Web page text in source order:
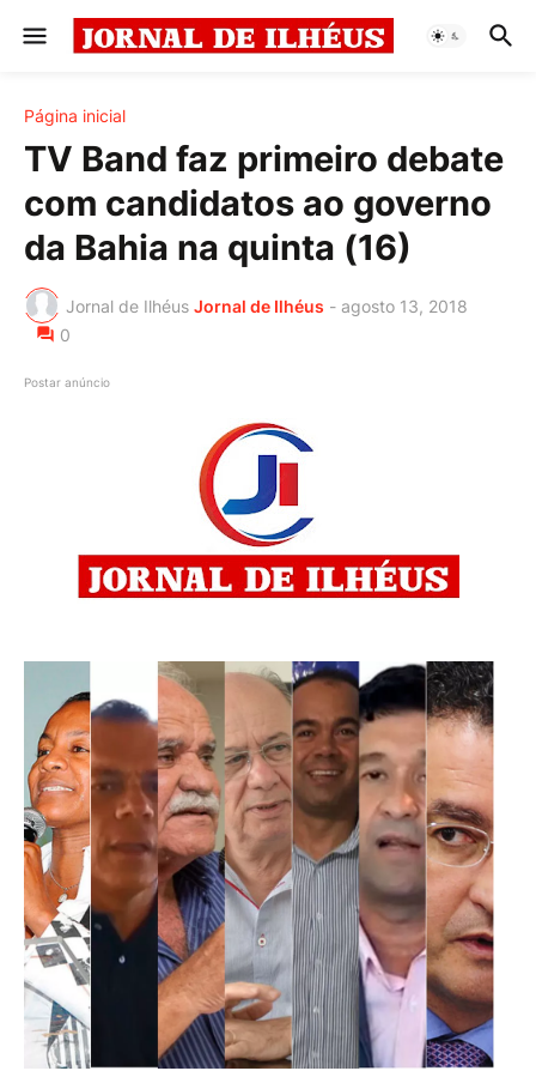
Página inicial
TV Band faz primeiro debate
com candidatos ao governo
da Bahia na quinta (16)
Jornal de Ilhéus Jornal de Ilhéus - agosto 13, 2018
0
Postar anúncio